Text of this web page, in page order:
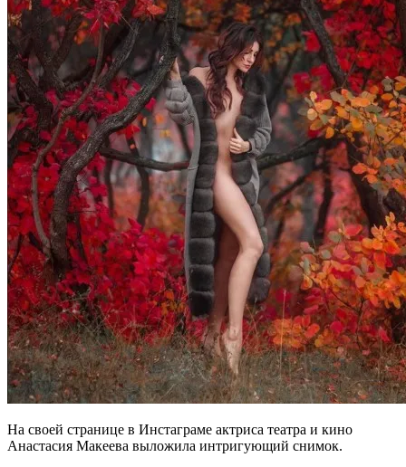
На своей странице в Инстаграме актриса театра и кино
Анастасия Макеева выложила интригующий снимок.